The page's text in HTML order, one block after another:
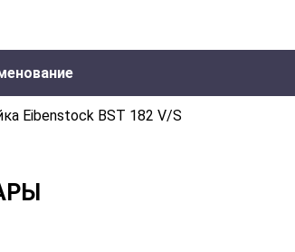
Eibenstock BST 182 V/S